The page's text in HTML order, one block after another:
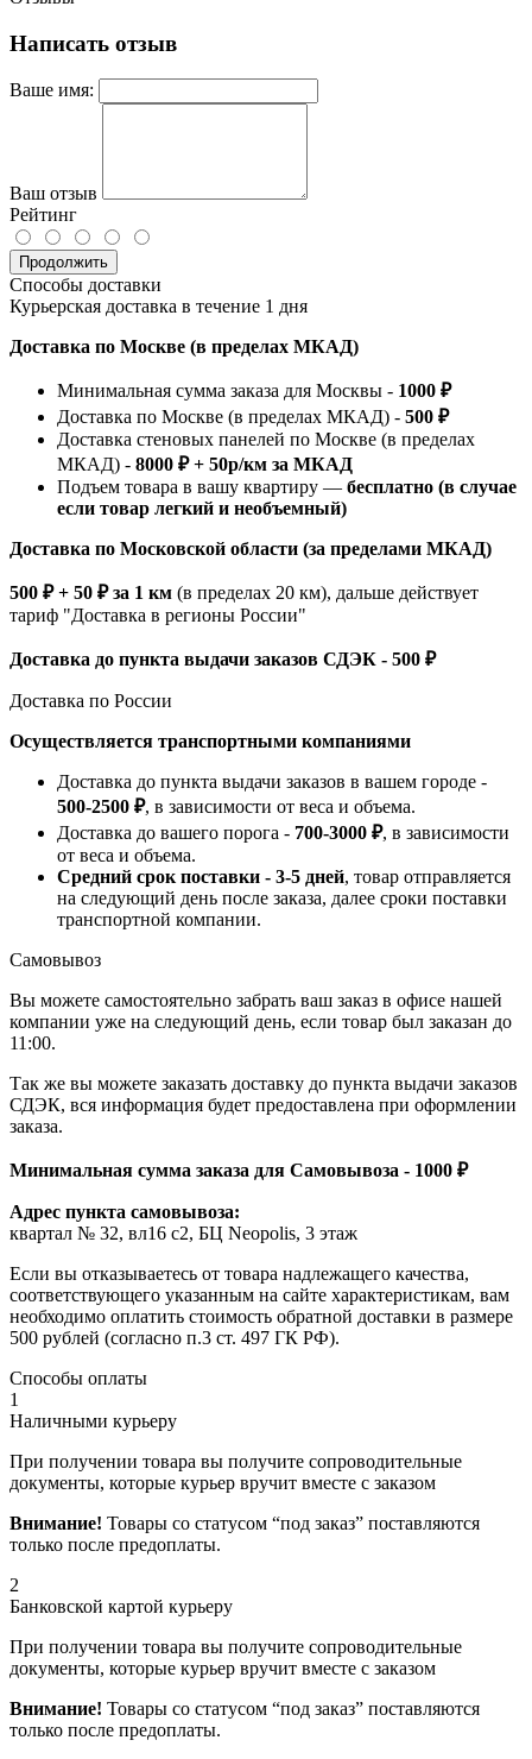
Написать отзыв
Ваше имя:
Ваш отзыв
Рейтинг
Продолжить
Способы доставки
Курьерская доставка в течение 1 дня
Доставка по Москве (в пределах МКАД)
Минимальная сумма заказа для Москвы - 1000 ₽
Доставка по Москве (в пределах МКАД) - 500 ₽
Доставка стеновых панелей по Москве (в пределах
МКАД) - 8000 ₽ + 50р/км за МКАД
Подъем товара в вашу квартиру — бесплатно (в случае
если товар легкий и необъемный)
Доставка по Московской области (за пределами МКАД)
500 ₽ + 50 ₽ за 1 км (в пределах 20 км), дальше действует
тариф "Доставка в регионы России"
Доставка до пункта выдачи заказов СДЭК - 500 ₽
Доставка по России
Осуществляется транспортными компаниями
Доставка до пункта выдачи заказов в вашем городе -
500-2500 ₽, в зависимости от веса и объема.
Доставка до вашего порога - 700-3000 ₽, в зависимости
от веса и объема.
Средний срок поставки - 3-5 дней, товар отправляется
на следующий день после заказа, далее сроки поставки
транспортной компании.
Самовывоз
Вы можете самостоятельно забрать ваш заказ в офисе нашей
компании уже на следующий день, если товар был заказан до
11:00.
Так же вы можете заказать доставку до пункта выдачи заказов
СДЭК, вся информация будет предоставлена при оформлении
заказа.
Минимальная сумма заказа для Самовывоза - 1000 ₽
Адрес пункта самовывоза:
квартал № 32, вл16 с2, БЦ Neopolis, 3 этаж
Если вы отказываетесь от товара надлежащего качества,
соответствующего указанным на сайте характеристикам, вам
необходимо оплатить стоимость обратной доставки в размере
500 рублей (согласно п.3 ст. 497 ГК РФ).
Способы оплаты
1
Наличными курьеру
При получении товара вы получите сопроводительные
документы, которые курьер вручит вместе с заказом
Внимание! Товары со статусом “под заказ” поставляются
только после предоплаты.
2
Банковской картой курьеру
При получении товара вы получите сопроводительные
документы, которые курьер вручит вместе с заказом
Внимание! Товары со статусом “под заказ” поставляются
только после предоплаты.